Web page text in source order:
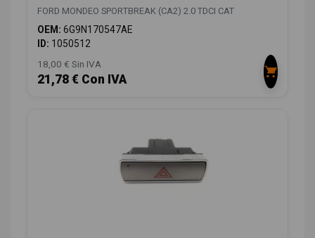
FORD MONDEO SPORTBREAK (CA2) 2.0 TDCI CAT
OEM: 6G9N170547AE
ID: 1050512
18,00 € Sin IVA
21,78 € Con IVA